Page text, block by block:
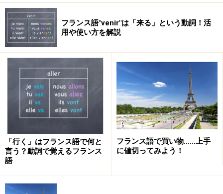
・たすけて
Au secours. (オ スクーる)
Aidez-moi, s'il vous plait.
(エデ モワ シル ヴ プレ)
・だれか日本語を話せる人はいますか
Y a-t-il quelqu'un qui parle japonais ?(ヤ ティル ケ
ルカン キ パるル ジャポネ)
日本語
なり効果があります。すぐに手助けの必要な困った時に
は、迷わず大声で叫んで
フランス語"venir"は「来る」という動詞！活
用や使い方を解説
「行く」はフランス語で何と
言う？動詞で覚えるフランス
語
フランス語で買い物……上手
に値切ってみよう！